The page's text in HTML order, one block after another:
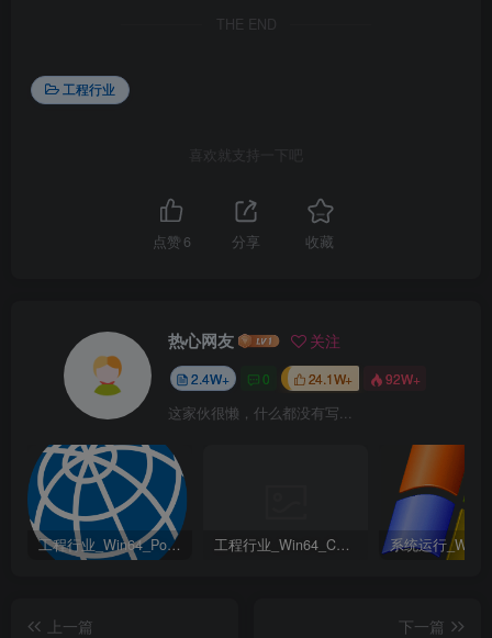
THE END
工程行业
喜欢就支持一下吧
点赞 6 分享 收藏
热心网友 关注
2.4W+ 0 24.1W+ 92W+
这家伙很懒，什么都没有写...
工程行业_Win64_PointWise 18.6 R2 x64资源下载地址_百度网盘迅雷BT 工程行业_Win64_Cadence Fidelity Pointwise 2024.1 x64资源下载地址_百度网盘迅雷BT
上一篇
下一篇